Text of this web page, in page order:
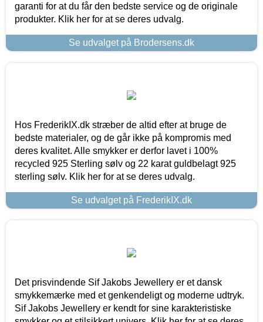
garanti for at du får den bedste service og de originale
produkter. Klik her for at se deres udvalg.
Se udvalget på Brodersens.dk
Hos FrederikIX.dk stræber de altid efter at bruge de
bedste materialer, og de går ikke på kompromis med
deres kvalitet. Alle smykker er derfor lavet i 100%
recycled 925 Sterling sølv og 22 karat guldbelagt 925
sterling sølv. Klik her for at se deres udvalg.
Se udvalget på FrederikIX.dk
Det prisvindende Sif Jakobs Jewellery er et dansk
smykkemærke med et genkendeligt og moderne udtryk.
Sif Jakobs Jewellery er kendt for sine karakteristiske